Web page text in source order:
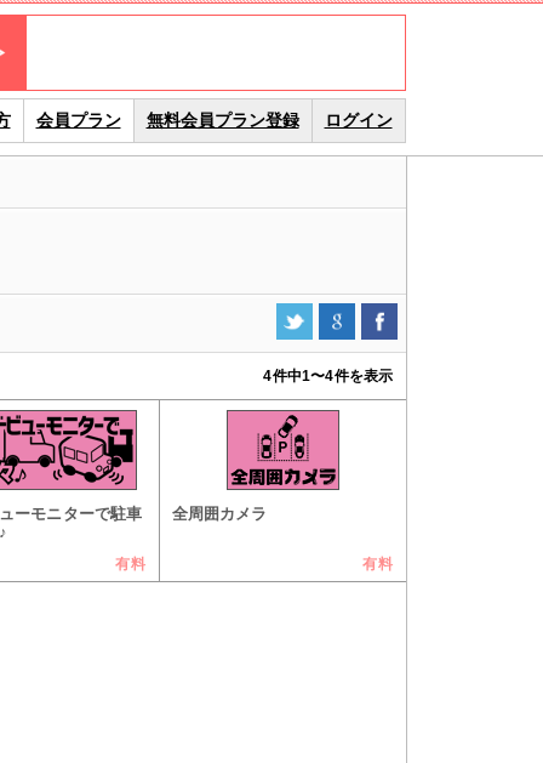
4件中1〜4件を表示
ーモニターで駐車
有料
全周囲カメラ
有料
会員プラン 無料会員プラン登録 ログイン